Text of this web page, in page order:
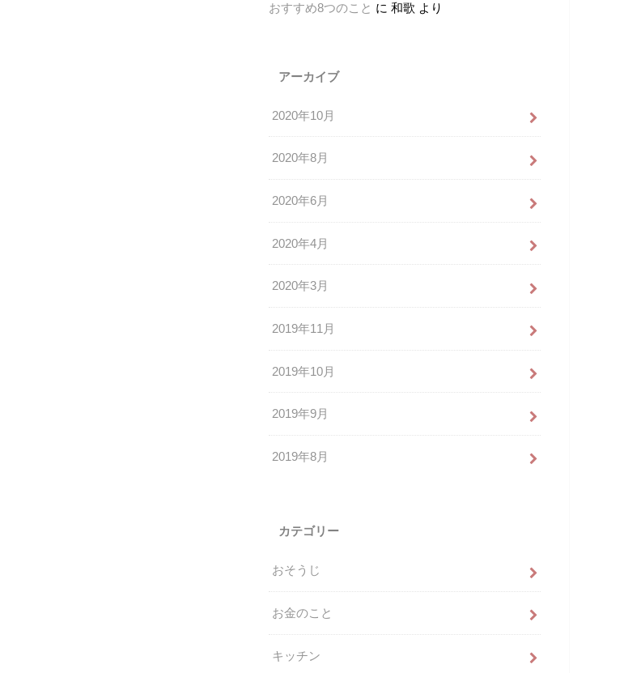
おすすめ8つのこと に 和歌 より
アーカイブ
2020年10月
2020年8月
2020年6月
2020年4月
2020年3月
2019年11月
2019年10月
2019年9月
2019年8月
カテゴリー
おそうじ
お金のこと
キッチン